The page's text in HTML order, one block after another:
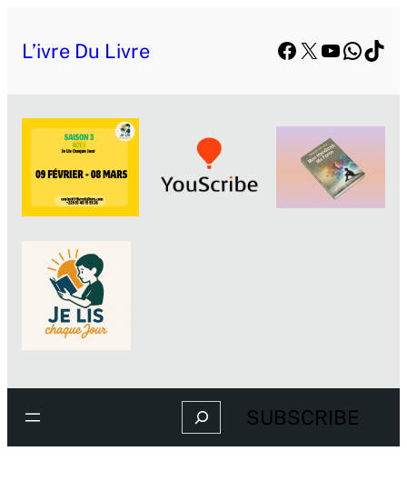
auL’ivre Du Livre Facebook
X YouTube
Search SUBSCRIBE